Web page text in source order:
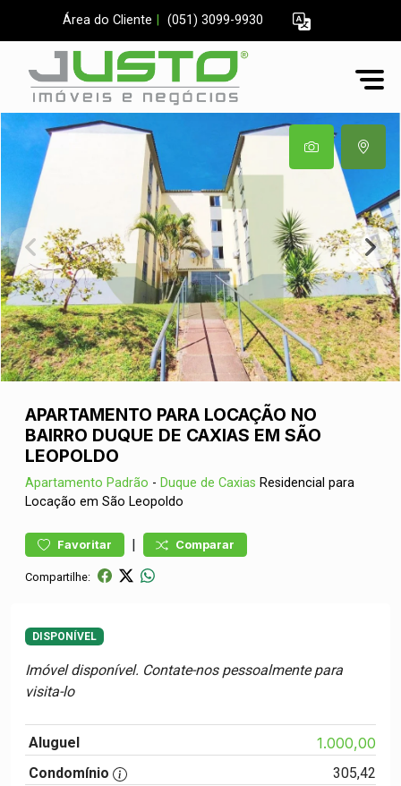
Área do Cliente (051) 3099-9930
APARTAMENTO PARA LOCAÇÃO NO
BAIRRO DUQUE DE CAXIAS EM SÃO
LEOPOLDO
Apartamento Padrão - Duque de Caxias Residencial para
Locação em São Leopoldo
Favoritar | Comparar
Compartilhe:
DISPONÍVEL
Imóvel disponível. Contate-nos pessoalmente para
visita-lo
Aluguel 1.000,00
Condomínio
305,42